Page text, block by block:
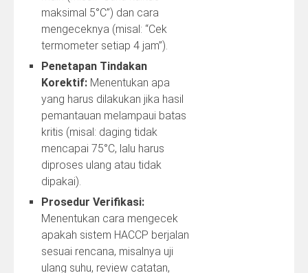
maksimal 5°C”) dan cara
mengeceknya (misal: “Cek
termometer setiap 4 jam”).
Penetapan Tindakan
Korektif: Menentukan apa
yang harus dilakukan jika hasil
pemantauan melampaui batas
kritis (misal: daging tidak
mencapai 75°C, lalu harus
diproses ulang atau tidak
dipakai).
Prosedur Verifikasi:
Menentukan cara mengecek
apakah sistem HACCP berjalan
sesuai rencana, misalnya uji
ulang suhu, review catatan,